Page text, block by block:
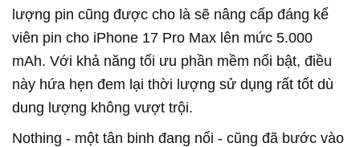
lượng pin cũng được cho là sẽ nâng cấp đáng kể
viên pin cho iPhone 17 Pro Max lên mức 5.000
mAh. Với khả năng tối ưu phần mềm nổi bật, điều
này hứa hẹn đem lại thời lượng sử dụng rất tốt dù
dung lượng không vượt trội.
Nothing - một tân binh đang nổi - cũng đã bước vào